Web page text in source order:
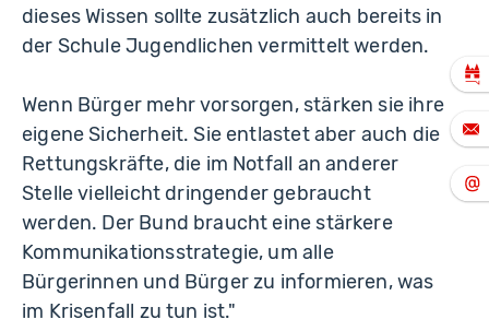
dieses Wissen sollte zusätzlich auch bereits in
der Schule Jugendlichen vermittelt werden.
Wenn Bürger mehr vorsorgen, stärken sie ihre
eigene Sicherheit. Sie entlastet aber auch die
Rettungskräfte, die im Notfall an anderer
Stelle vielleicht dringender gebraucht
werden. Der Bund braucht eine stärkere
Kommunikationsstrategie, um alle
Bürgerinnen und Bürger zu informieren, was
im Krisenfall zu tun ist."